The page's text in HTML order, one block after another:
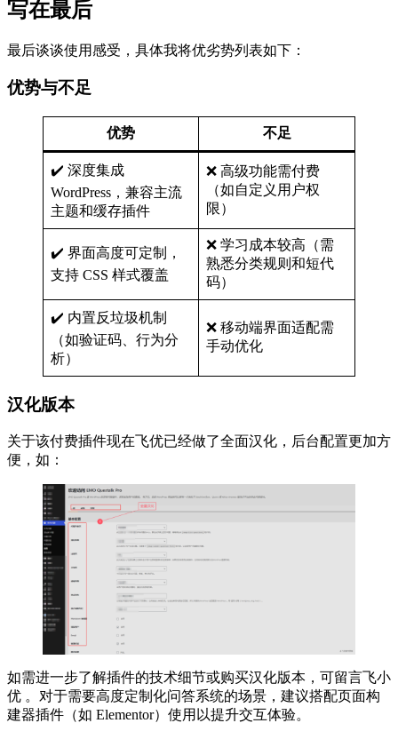
写在最后
最后谈谈使用感受，具体我将优劣势列表如下：
优势与不足
优势 不足
✔️ 深度集成
WordPress，兼容主流
主题和缓存插件
❌ 高级功能需付费
（如自定义用户权
限）
✔️ 界面高度可定制，
支持 CSS 样式覆盖
❌ 学习成本较高（需
熟悉分类规则和短代
码）
✔️ 内置反垃圾机制
（如验证码、行为分
析）
❌ 移动端界面适配需
手动优化
汉化版本
关于该付费插件现在飞优已经做了全面汉化，后台配置更加方
便，如：
如需进一步了解插件的技术细节或购买汉化版本，可留言飞小
优 。对于需要高度定制化问答系统的场景，建议搭配页面构
建器插件（如 Elementor）使用以提升交互体验。